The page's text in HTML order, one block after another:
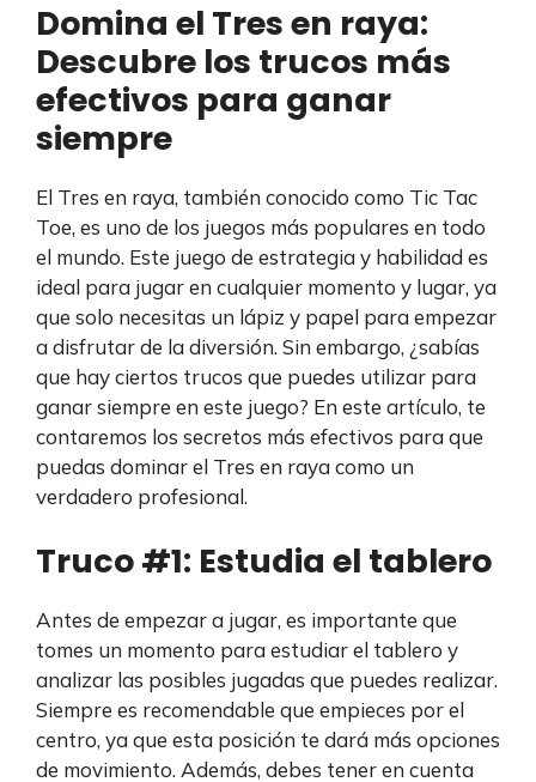
Domina el Tres en raya:
Descubre los trucos más
efectivos para ganar
siempre
El Tres en raya, también conocido como Tic Tac
Toe, es uno de los juegos más populares en todo
el mundo. Este juego de estrategia y habilidad es
ideal para jugar en cualquier momento y lugar, ya
que solo necesitas un lápiz y papel para empezar
a disfrutar de la diversión. Sin embargo, ¿sabías
que hay ciertos trucos que puedes utilizar para
ganar siempre en este juego? En este artículo, te
contaremos los secretos más efectivos para que
puedas dominar el Tres en raya como un
verdadero profesional.
Truco #1: Estudia el tablero
Antes de empezar a jugar, es importante que
tomes un momento para estudiar el tablero y
analizar las posibles jugadas que puedes realizar.
Siempre es recomendable que empieces por el
centro, ya que esta posición te dará más opciones
de movimiento. Además, debes tener en cuenta